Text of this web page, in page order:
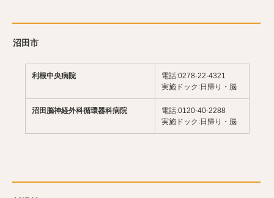
沼田市
利根中央病院
電話:0278-22-4321
実施ドック:日帰り・脳
沼田脳神経外科循環器科病院
電話:0120-40-2288
実施ドック:日帰り・脳